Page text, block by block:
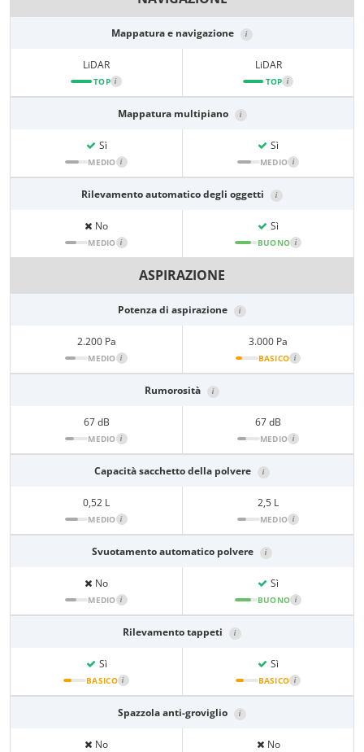
Mappatura e navigazione i
LiDAR
TOP i
LiDAR
TOP i
Mappatura multipiano i
Sì
MEDIO i
Sì
MEDIO i
Rilevamento automatico degli oggetti i
No
MEDIO i
Sì
BUONO i
ASPIRAZIONE
Potenza di aspirazione i
2.200 Pa
MEDIO i
3.000 Pa
BASICO i
Rumorosità i
67 dB
MEDIO i
67 dB
MEDIO i
Capacità sacchetto della polvere i
0,52 L
MEDIO i
2,5 L
MEDIO i
Svuotamento automatico polvere i
No
MEDIO i
Sì
BUONO i
Rilevamento tappeti i
Sì
BASICO i
Sì
BASICO i
Spazzola anti-groviglio i
No No